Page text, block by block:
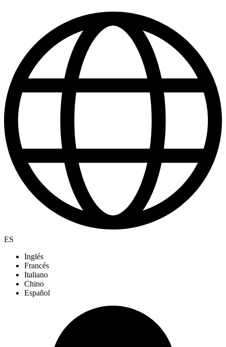
ES
Inglés
Francés
Italiano
Chino
Español